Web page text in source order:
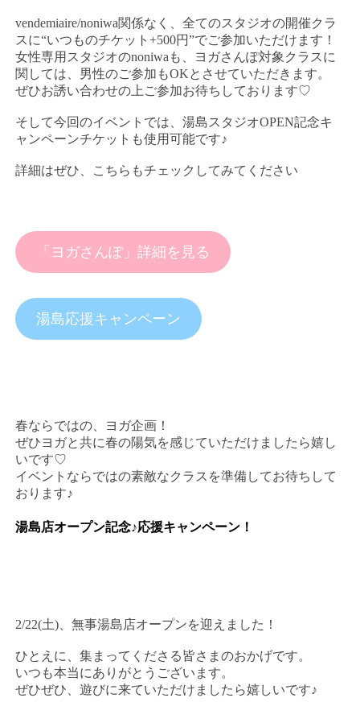
vendemiaire/noniwa関係なく、全てのスタジオの開催クラ
スに“いつものチケット+500円”でご参加いただけます！
女性専用スタジオのnoniwaも、ヨガさんぽ対象クラスに
関しては、男性のご参加もOKとさせていただきます。
ぜひお誘い合わせの上ご参加お待ちしております♡
そして今回のイベントでは、湯島スタジオOPEN記念キ
ャンペーンチケットも使用可能です♪
詳細はぜひ、こちらもチェックしてみてください
「ヨガさんぽ」詳細を見る
湯島応援キャンペーン
春ならではの、ヨガ企画！
ぜひヨガと共に春の陽気を感じていただけましたら嬉し
いです♡
イベントならではの素敵なクラスを準備してお待ちして
おります♪
湯島店オープン記念♪応援キャンペーン！
2/22(土)、無事湯島店オープンを迎えました！
ひとえに、集まってくださる皆さまのおかげです。
いつも本当にありがとうございます。
ぜひぜひ、遊びに来ていただけましたら嬉しいです♪